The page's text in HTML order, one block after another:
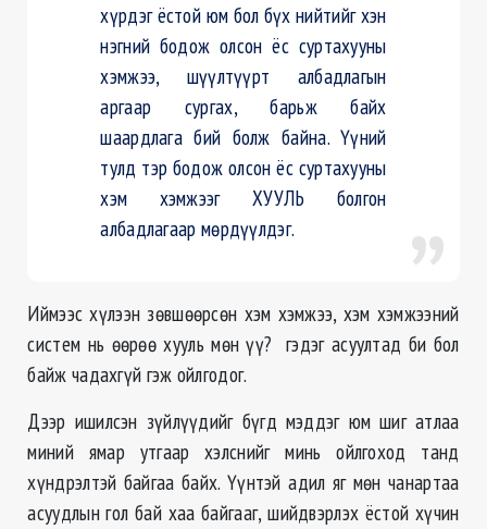
хүрдэг ёстой юм бол бүх нийтийг хэн
нэгний бодож олсон ёс суртахууны
хэмжээ, шүүлтүүрт албадлагын
аргаар сургах, барьж байх
шаардлага бий болж байна. Үүний
тулд тэр бодож олсон ёс суртахууны
хэм хэмжээг ХУУЛЬ болгон
албадлагаар мөрдүүлдэг.
Иймээс хүлээн зөвшөөрсөн хэм хэмжээ, хэм хэмжээний
систем нь өөрөө хууль мөн үү? гэдэг асуултад би бол
байж чадахгүй гэж ойлгодог.
Дээр ишилсэн зүйлүүдийг бүгд мэддэг юм шиг атлаа
миний ямар утгаар хэлснийг минь ойлгоход танд
хүндрэлтэй байгаа байх. Үүнтэй адил яг мөн чанартаа
асуудлын гол бай хаа байгааг, шийдвэрлэх ёстой хүчин